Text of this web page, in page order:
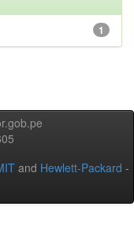
1
and Hewlett-Packard -